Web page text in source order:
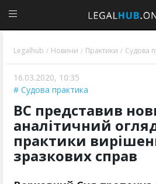
Legalhub / Новини / Практики / Судова
16.03.2020, 10:35
Судова практика
ВС представив
аналітичний
практики
зразкових справ